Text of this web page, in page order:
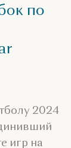
по
2024
игр на